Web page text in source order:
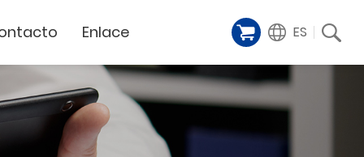
Cortador Láser
Galería de
muestras
Vídeos de
Milestoens
TODAS
distribuidor
Enlace
Financing Service
GCC Web Shop
ES